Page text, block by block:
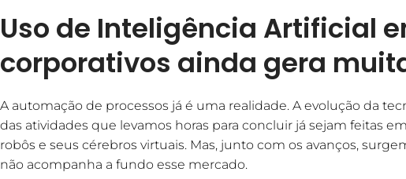
Uso de Inteligência Artificial
corporativos ainda gera
A automação de processos já é uma realidade. A evolução da
das atividades que levamos horas para concluir já sejam feitas
robôs e seus cérebros virtuais. Mas, junto com os avanços,
não acompanha a fundo esse mercado.